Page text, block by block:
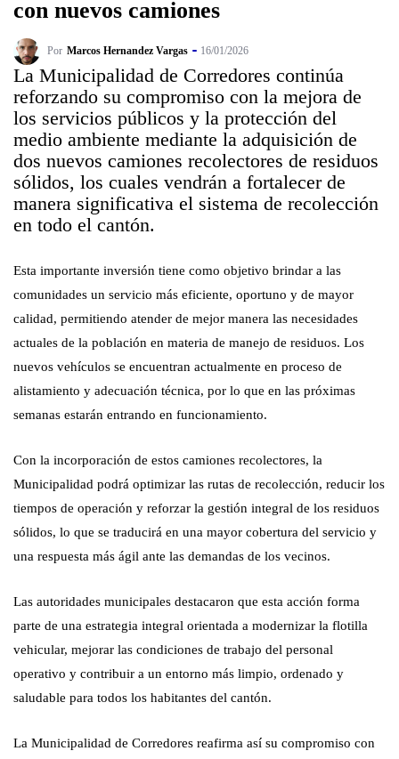
con nuevos camiones
Por Marcos Hernandez Vargas 16/01/2026
La Municipalidad de Corredores continúa
reforzando su compromiso con la mejora de
los servicios públicos y la protección del
medio ambiente mediante la adquisición de
dos nuevos camiones recolectores de residuos
sólidos, los cuales vendrán a fortalecer de
manera significativa el sistema de recolección
en todo el cantón.
Esta importante inversión tiene como objetivo brindar a las
comunidades un servicio más eficiente, oportuno y de mayor
calidad, permitiendo atender de mejor manera las necesidades
actuales de la población en materia de manejo de residuos. Los
nuevos vehículos se encuentran actualmente en proceso de
alistamiento y adecuación técnica, por lo que en las próximas
semanas estarán entrando en funcionamiento.
Con la incorporación de estos camiones recolectores, la
Municipalidad podrá optimizar las rutas de recolección, reducir los
tiempos de operación y reforzar la gestión integral de los residuos
sólidos, lo que se traducirá en una mayor cobertura del servicio y
una respuesta más ágil ante las demandas de los vecinos.
Las autoridades municipales destacaron que esta acción forma
parte de una estrategia integral orientada a modernizar la flotilla
vehicular, mejorar las condiciones de trabajo del personal
operativo y contribuir a un entorno más limpio, ordenado y
saludable para todos los habitantes del cantón.
La Municipalidad de Corredores reafirma así su compromiso con